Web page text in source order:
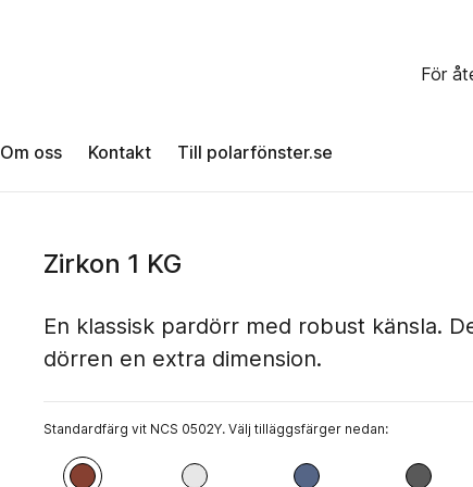
För
Om oss Kontakt Till polarfönster.se
Zirkon 1 KG
En klassisk pardörr med robust känsla.
dörren en extra dimension.
Standardfärg vit NCS 0502Y. Välj tilläggsfärger nedan: